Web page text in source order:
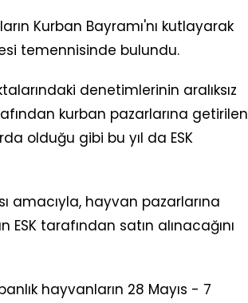
Kurban Bayramı'nı kutlayarak
temennisinde bulundu.
denetimlerinin aralıksız
kurban pazarlarına getirilen
olduğu gibi bu yıl da ESK
amacıyla, hayvan pazarlarına
tarafından satın alınacağını
hayvanların 28 Mayıs - 7